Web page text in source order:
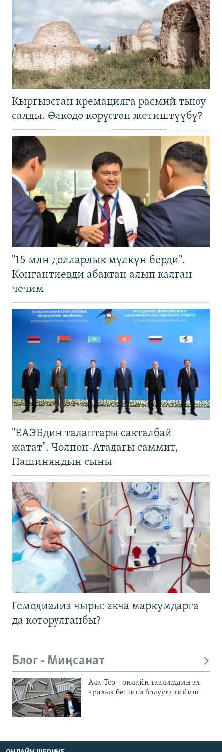
Кыргызстан кремацияга расмий тыюу
салды. Өлкөдө көрүстөн жетиштүүбү?
"15 млн долларлык мүлкүн берди".
Конгантиевди абактан алып калган
чечим
"ЕАЭБдин талаптары сакталбай
жатат". Чолпон-Атадагы саммит,
Пашиняндын сыны
Гемодиализ чыры: акча маркумдарга
да которулганбы?
Блог - Миңсанат
Ала-Тоо – онлайн таалимдин эл
аралык бешиги болууга тийиш